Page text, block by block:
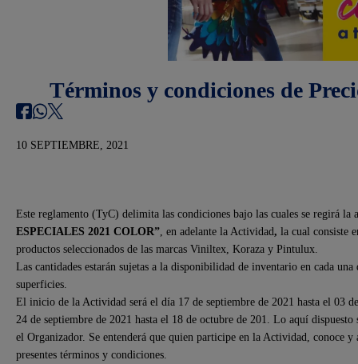
Términos y condiciones de
10 SEPTIEMBRE, 2021
Este reglamento (TyC) delimita las condiciones bajo las cuales se regirá
ESPECIALES 2021 COLOR” , en adelante la Actividad, la cual consiste
productos seleccionados de las marcas Viniltex, Koraza y Pintulux.
Las cantidades estarán sujetas a la disponibilidad de inventario en cada
superficies.
El inicio de la Actividad será el día 17 de septiembre de 2021 hasta el 03
24 de septiembre de 2021 hasta el 18 de octubre de 201. Lo aquí
el Organizador. Se entenderá que quien participe en la Actividad, conoce
presentes términos y condiciones.